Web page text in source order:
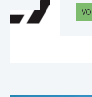
VOIR LES